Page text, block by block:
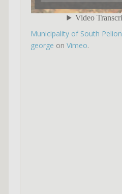
Municipality of South Pelion
george on Vimeo.